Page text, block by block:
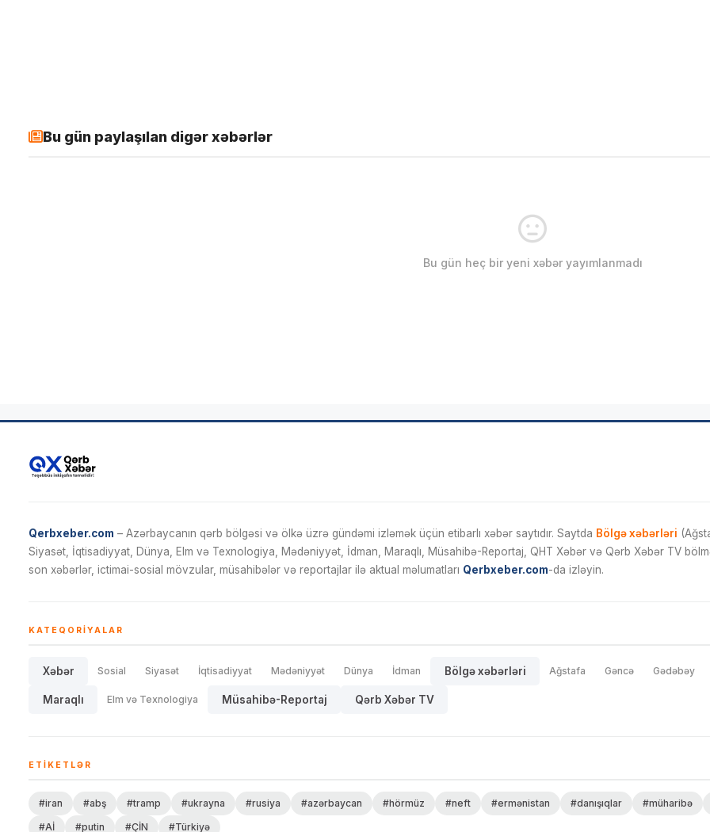
Bu gün paylaşılan digər xəbərlər
Bu gün heç bir yeni xəbər yayımlanmadı
Qerbxeber.com – Azərbaycanın qərb bölgəsi və ölkə üzrə gündəmi izləmək üçün etibarlı xəbər saytıdır. Saytda Bölgə xəbərləri
Siyasət, İqtisadiyyat, Dünya, Elm və Texnologiya, Mədəniyyət, İdman, Maraqlı, Müsahibə-Reportaj, QHT Xəbər və Qərb Xəbər TV
son xəbərlər, ictimai-sosial mövzular, müsahibələr və reportajlar ilə aktual məlumatları Qerbxeber.com-da izləyin.
KATEQORIYALAR
Xəbər Sosial Siyasət İqtisadiyyat Mədəniyyət Dünya İdman Bölgə xəbərləri Ağstafa Gəncə Gədəbəy
Maraqlı Elm və Texnologiya Müsahibə-Reportaj Qərb Xəbər TV
ETIKETLƏR
#iran #abş #tramp #ukrayna #rusiya #azərbaycan #hörmüz #neft #ermənistan #danışıqlar #müharibə
#Aİ
#putin #ÇİN #Türkiyə